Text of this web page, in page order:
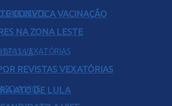
E CONVOCA VACINAÇÃO
ATO DE LULA
NA ZONA LESTE
REVISTAS VEXATÓRIAS